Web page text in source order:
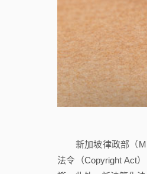
新加坡律政部（
法令（Copyright Act